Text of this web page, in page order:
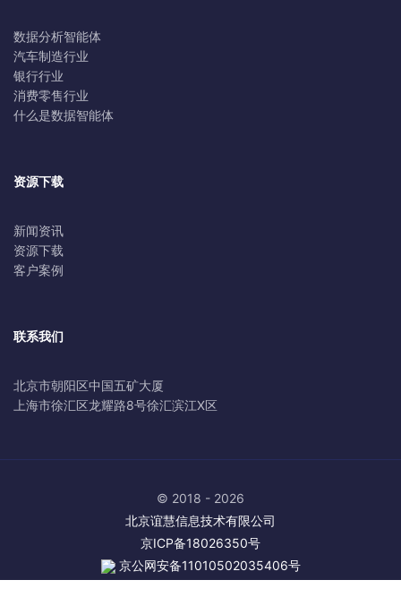
数据分析智能体
汽车制造行业
银行行业
消费零售行业
什么是数据智能体
资源下载
新闻资讯
资源下载
客户案例
联系我们
北京市朝阳区中国五矿大厦
上海市徐汇区龙耀路8号徐汇滨江X区
© 2018 - 2026
北京谊慧信息技术有限公司
京ICP备18026350号
京公网安备11010502035406号